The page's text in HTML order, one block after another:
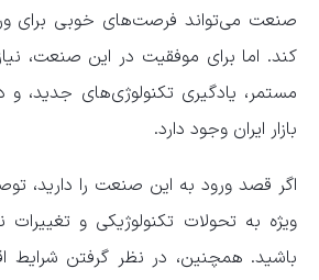
صنعت می‌تواند فرصت‌های خوبی برای
کند. اما برای موفقیت در این صنعت،
مستمر، یادگیری تکنولوژی‌های جدید، و
بازار ایران وجود دارد.
اگر قصد ورود به این صنعت را دارید،
ویژه به تحولات تکنولوژیکی و تغییرات
باشید. همچنین، در نظر گرفتن